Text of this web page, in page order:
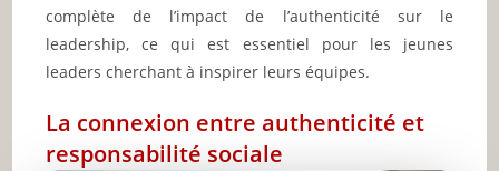
complète de l’impact de l’authenticité sur le
leadership, ce qui est essentiel pour les jeunes
leaders cherchant à inspirer leurs équipes.
La connexion entre authenticité et
responsabilité sociale